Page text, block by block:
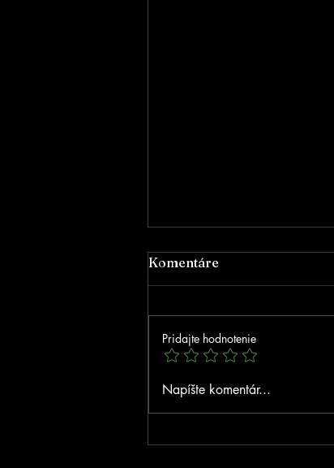
Poďakovanie za podporu
Komentáre
Pridajte hodnotenie
Napíšte komentár...